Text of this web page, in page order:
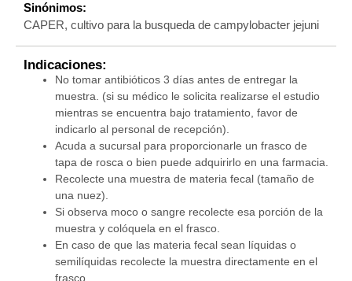
Sinónimos:
CAPER, cultivo para la busqueda de campylobacter jejuni
Indicaciones:
No tomar antibióticos 3 días antes de entregar la
muestra. (si su médico le solicita realizarse el estudio
mientras se encuentra bajo tratamiento, favor de
indicarlo al personal de recepción).
Acuda a sucursal para proporcionarle un frasco de
tapa de rosca o bien puede adquirirlo en una farmacia.
Recolecte una muestra de materia fecal (tamaño de
una nuez).
Si observa moco o sangre recolecte esa porción de la
muestra y colóquela en el frasco.
En caso de que las materia fecal sean líquidas o
semilíquidas recolecte la muestra directamente en el
frasco.